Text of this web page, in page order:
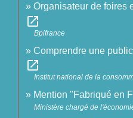
Organisateur de foires
open_in_new
Bpifrance
Comprendre une
open_in_new
Institut national de la
Mention "Fabriqué en
Ministère chargé de